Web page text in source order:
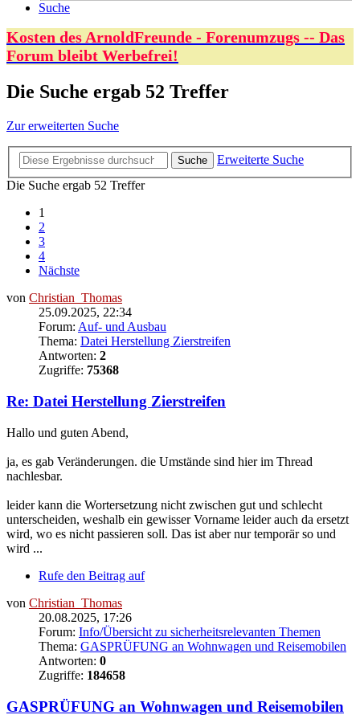
Suche
Kosten des ArnoldFreunde - Forenumzugs -- Das
Forum bleibt Werbefrei!
Die Suche ergab 52 Treffer
Zur erweiterten Suche
Suche
Erweiterte Suche
Die Suche ergab 52 Treffer
1
2
3
4
Nächste
von Christian_Thomas
25.09.2025, 22:34
Forum: Auf- und Ausbau
Thema: Datei Herstellung Zierstreifen
Antworten: 2
Zugriffe: 75368
Re: Datei Herstellung Zierstreifen
Hallo und guten Abend,
ja, es gab Veränderungen. die Umstände sind hier im Thread
nachlesbar.
leider kann die Wortersetzung nicht zwischen gut und schlecht
unterscheiden, weshalb ein gewisser Vorname leider auch da ersetzt
wird, wo es nicht passieren soll. Das ist aber nur temporär so und
wird ...
Rufe den Beitrag auf
von Christian_Thomas
20.08.2025, 17:26
Forum: Info/Übersicht zu sicherheitsrelevanten Themen
Thema: GASPRÜFUNG an Wohnwagen und Reisemobilen
Antworten: 0
Zugriffe: 184658
GASPRÜFUNG an Wohnwagen und Reisemobilen